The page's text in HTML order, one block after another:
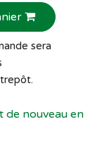
sera
de nouveau en